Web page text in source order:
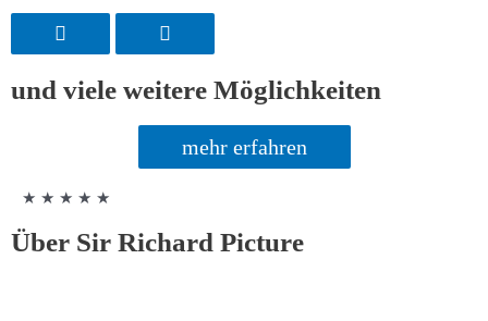
und viele weitere Möglichkeiten
mehr erfahren
★ ★ ★ ★ ★
Über Sir Richard Picture